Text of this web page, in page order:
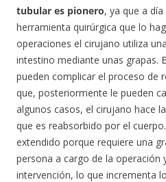
tubular es pionero, ya que a
herramienta quirúrgica que lo
operaciones el cirujano utiliza
intestino mediante unas grapas.
pueden complicar el proceso de
que, posteriormente le pueden
algunos casos, el cirujano hace
que es reabsorbido por el
extendido porque requiere una
persona a cargo de la operación
intervención, lo que incrementa